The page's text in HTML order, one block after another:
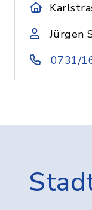
Jürgen
0731/